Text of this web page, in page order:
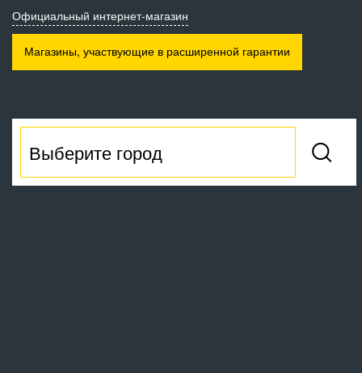
Официальный интернет-магазин
Магазины, участвующие в расширенной гарантии